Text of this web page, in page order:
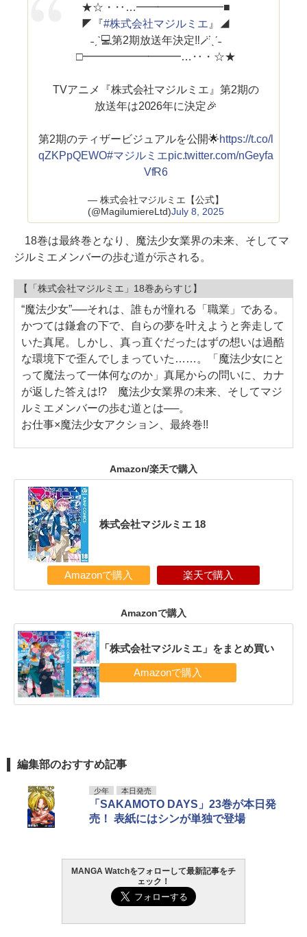
★☆・‥…━━━━━━━━■
◤『#株式会社マジルミエ 』◢
˗ˏˋ💻第2期放送年決定‼🪄ˎˊ˗
□━━━━━━━━━…‥・☆★
TVアニメ『株式会社マジルミエ』第2期の
放送年は2026年に決定🎉
第2期のティザービジュアルを公開🌟https://t.co/l
qZKPpQEWO#マジルミエpic.twitter.com/nGeyfa
VfR6
— 株式会社マジルミエ【公式】
(@MagilumiereLtd)July 8, 2025
18巻は最終巻となり、魔法少女業界の未来、そしてマ
ジルミエメンバーの歩む道が示される。
【「株式会社マジルミエ」18巻あらすじ】
“魔法少女”──それは、誰もが憧れる「職業」である。
かつては鎌倉の下で、自らの夢を叶えようと奔走して
いた真尾。しかし、真っ直ぐだったはずの想いは過酷
な環境下で歪んでしまっていた……。「魔法少女にと
って魔法って一体何なのか」真尾からの問いに、カナ
が返した答えは!? 魔法少女業界の未来、そしてマジ
ルミエメンバーの歩む道とは──。
お仕事×魔法少女アクション、最終巻!!
Amazon/楽天で購入
株式会社マジルミエ 18
Amazonで購入 楽天で購入
Amazonで購入
「株式会社マジルミエ」をまとめ買い
編集部のおすすめ記事
少年 本日発売
「SAKAMOTO DAYS」23巻が本日発
売！ 表紙にはシンが単独で登場
MANGA Watchをフォローして最新記事をチ
ェック！